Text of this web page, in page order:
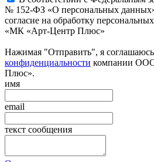
№ 152-ФЗ «О персональных
согласие на обработку
«МК «Арт-Центр Плюс»
Нажимая "Отправить", я
конфиденциальности компании
Плюс».
имя
email
текст сообщения